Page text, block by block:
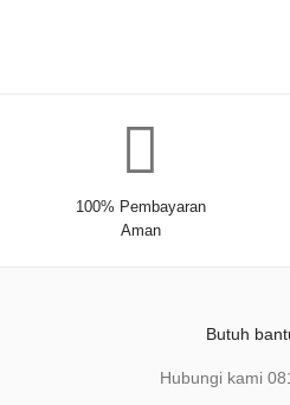
100% Pembayaran
Aman
Butuh
Hubungi kami